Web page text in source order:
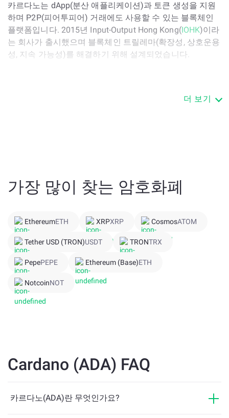
카르다노는 dApp(분산 애플리케이션)과 토큰 생성을 지원
하며 P2P(피어투피어) 거래에도 사용할 수 있는 블록체인
플랫폼입니다. 2015년 Input-Output Hong Kong(IOHK)이라
는 회사가 출시했으며 블록체인 트릴레마(확장성, 상호운용
성, 지속 가능성)를 해결하기 위해 설계되었습니다.
블록체인의 기반이 되는 작업 증명(PoW) 알고리즘이 확장
풀 운영자"가 네트워크 내에서 거래를 검증하고 블록에 서
명할 수 있도록 돕습니다.
2022년에는바실 하드 포크제안이 제출되었으며 6월에 구
현될 예정입니다. 바실 프로토콜은 네트워크에 더 저렴한
거래 수수료와 더욱 유연한 네트워크를 제공할 것으로 기대
됩니다. 또한 플루투스 스크립트(Plutus scripts)를 통해 효
율성도 개선될 전망입니다.
카르다노 최신 뉴스를 보려면 이 페이지 하단으로 이동하세
요.
더 보기
가장 많이 찾는 암호화폐
EthereumETH XRPXRP CosmosATOM
Tether USD (TRON)USDT TRONTRX
PepePEPE Ethereum (Base)ETH
NotcoinNOT
Cardano (ADA) FAQ
카르다노(ADA)란 무엇인가요?